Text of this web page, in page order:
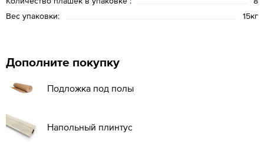
Вес упаковки:
15кг
Дополните покупку
Подложка под полы
Напольный плинтус